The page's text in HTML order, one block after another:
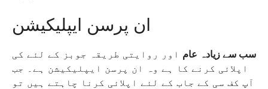
ان پرسن ایپلیکیشن
سب سے زیادہ عام اور روایتی طریقہ جوبز کے لئے کی
اپلائی کرنے کا ہے وہ ان پرسن ایپلیکیشن ہے۔ جب
آپ کف سی کے جاب کے لئے اپلائی کرنا چاہتے ہیں تو